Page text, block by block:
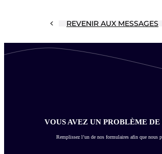
REVENIR AUX MESSAGES
VOUS AVEZ UN PROBLÈME
Remplissez l’un de nos formulaires afin que nous